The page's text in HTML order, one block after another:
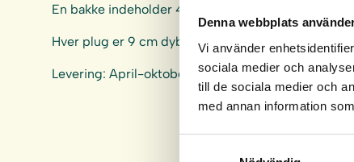
Denna webbplats
Vi använder
sociala medier och
till de sociala medier och
med annan information
En bakke indeholder 40 urteplugplanter.
Hver plug er 9 cm dyb og 4 cm bred.
Levering: April-oktober